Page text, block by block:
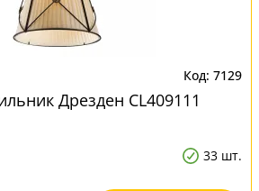
7129
Дрезден CL409111
33 шт.